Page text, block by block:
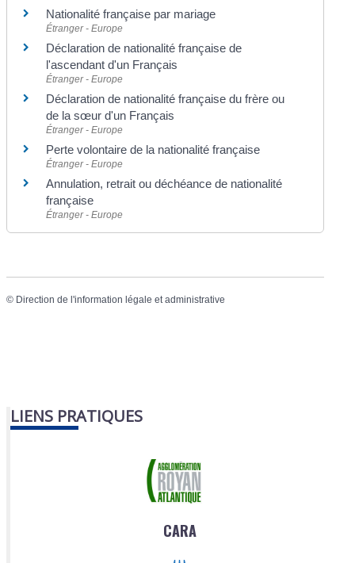
Nationalité française par mariage
Étranger - Europe
Déclaration de nationalité française de
l'ascendant d'un Français
Étranger - Europe
Déclaration de nationalité française du frère ou
de la sœur d'un Français
Étranger - Europe
Perte volontaire de la nationalité française
Étranger - Europe
Annulation, retrait ou déchéance de nationalité
française
Étranger - Europe
© Direction de l'information légale et administrative
LIENS PRATIQUES
CARA